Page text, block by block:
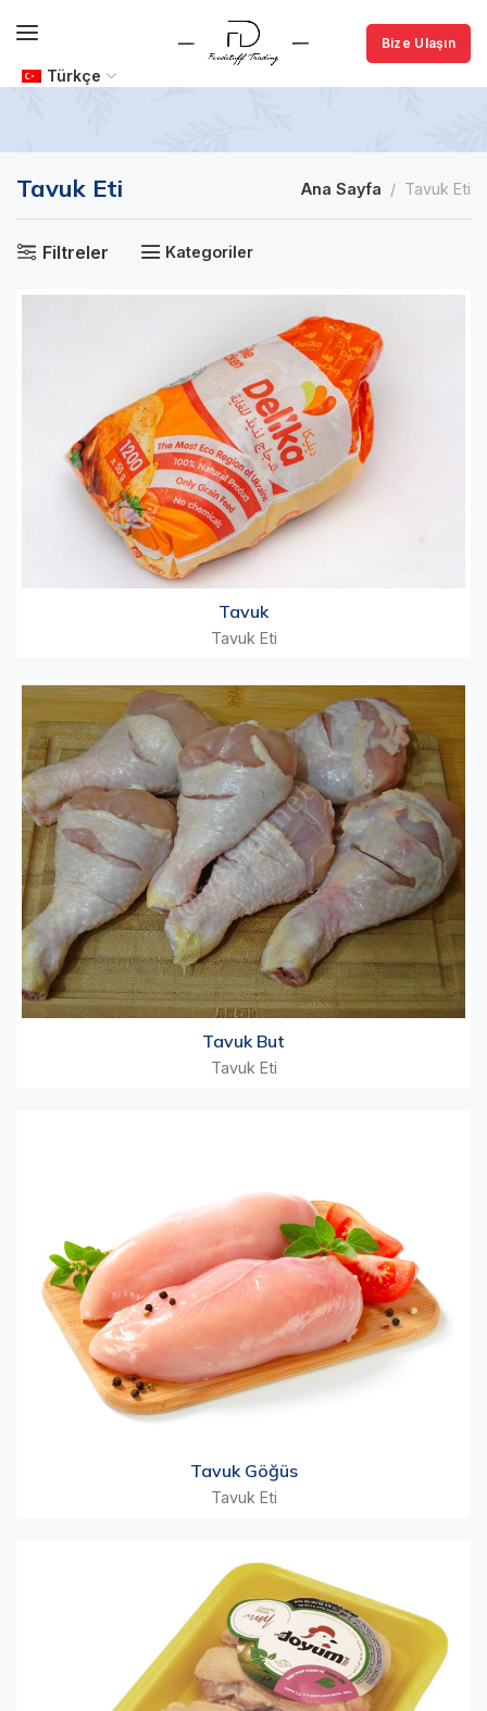
Türkçe
Bize Ulaşın
Tavuk Eti Ana Sayfa Tavuk Eti
Filtreler Kategoriler
Tavuk
Tavuk Eti
Tavuk But
Tavuk Eti
Tavuk Göğüs
Tavuk Eti